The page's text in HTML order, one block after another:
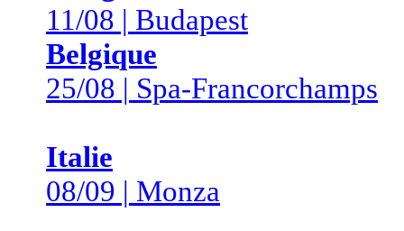
11/08 | Budapest
Belgique
25/08 | Spa-Francorchamps
Italie
08/09 | Monza